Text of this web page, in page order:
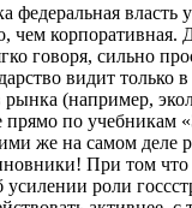
власть
чем корпоративная.
говоря, сильно
видит только
рынка (например,
прямо по учебникам
же на самом деле
При том что
усилении роли